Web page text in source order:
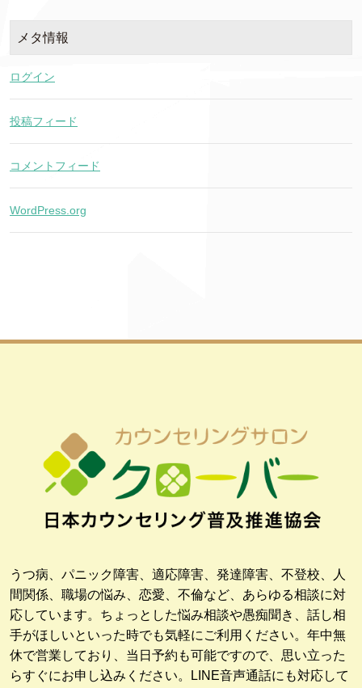
メタ情報
ログイン
投稿フィード
コメントフィード
WordPress.org
うつ病、パニック障害、適応障害、発達障害、不登校、人
間関係、職場の悩み、恋愛、不倫など、あらゆる相談に対
応しています。ちょっとした悩み相談や愚痴聞き、話し相
手がほしいといった時でも気軽にご利用ください。年中無
休で営業しており、当日予約も可能ですので、思い立った
らすぐにお申し込みください。LINE音声通話にも対応して